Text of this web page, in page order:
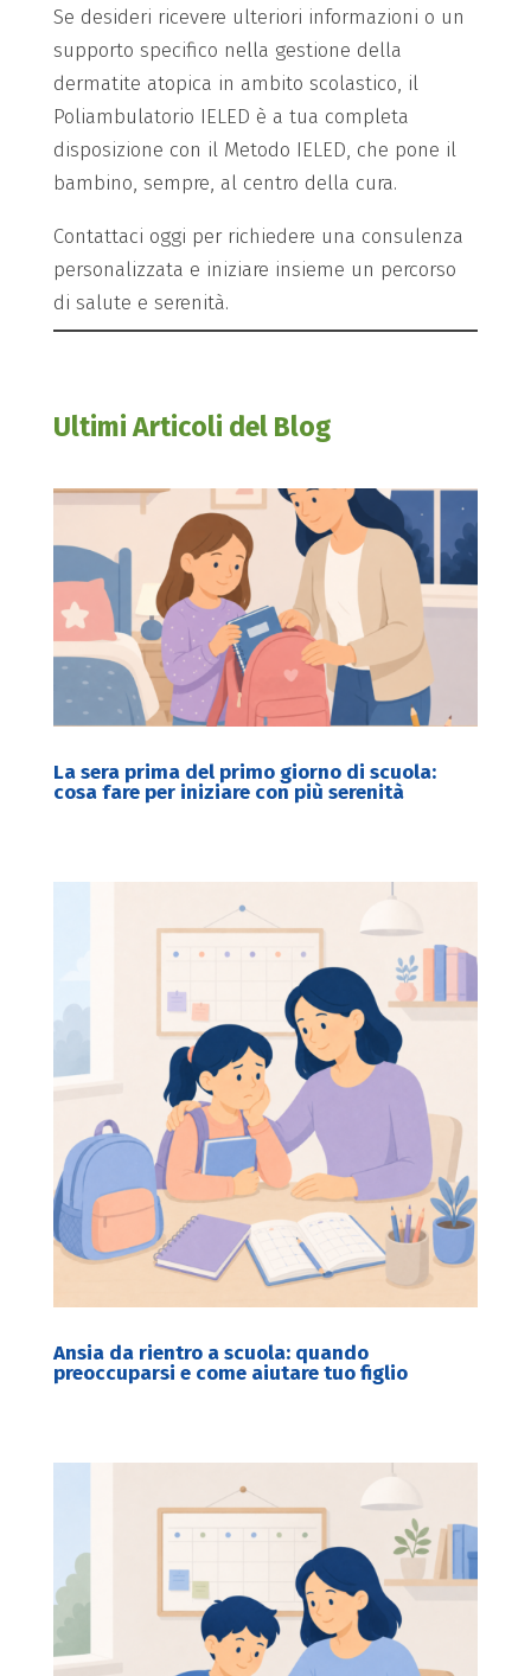
Se desideri ricevere ulteriori informazioni o un
supporto specifico nella gestione della
dermatite atopica in ambito scolastico, il
Poliambulatorio IELED è a tua completa
disposizione con il Metodo IELED, che pone il
bambino, sempre, al centro della cura.
Contattaci oggi per richiedere una consulenza
personalizzata e iniziare insieme un percorso
di salute e serenità.
Ultimi Articoli del Blog
La sera prima del primo giorno di scuola:
cosa fare per iniziare con più serenità
Ansia da rientro a scuola: quando
preoccuparsi e come aiutare tuo figlio